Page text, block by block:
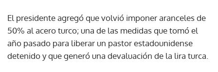
El presidente agregó que volvió imponer aranceles de
50% al acero turco; una de las medidas que tomó el
año pasado para liberar un pastor estadounidense
detenido y que generó una devaluación de la lira turca.